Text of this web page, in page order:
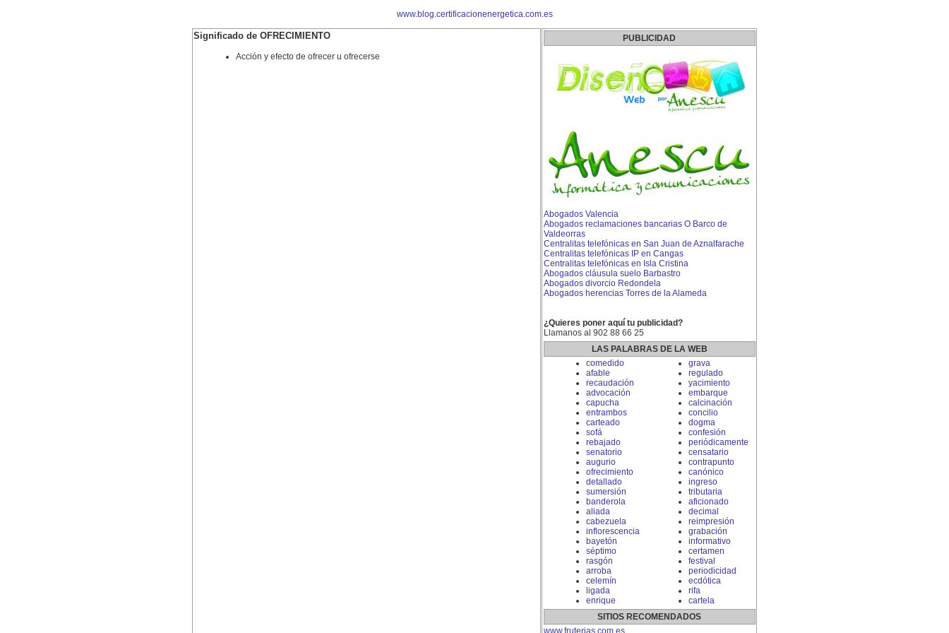
www.blog.certificacionenergetica.com.es
Significado de OFRECIMIENTO
Acción y efecto de ofrecer u ofrecerse
PUBLICIDAD
Abogados Valencia
Abogados reclamaciones bancarias O Barco de
Valdeorras
Centralitas telefónicas en San Juan de Aznalfarache
Centralitas telefónicas IP en Cangas
Centralitas telefónicas en Isla Cristina
Abogados cláusula suelo Barbastro
Abogados divorcio Redondela
Abogados herencias Torres de la Alameda
¿Quieres poner aquí tu publicidad?
Llamanos al 902 88 66 25
LAS PALABRAS DE LA WEB
comedido
afable
recaudación
advocación
capucha
entrambos
carteado
sofá
rebajado
senatorio
augurio
ofrecimiento
detallado
sumersión
banderola
aliada
cabezuela
inflorescencia
bayetón
séptimo
rasgón
arroba
celemín
ligada
enrique
grava
regulado
yacimiento
embarque
calcinación
concilio
dogma
confesión
periódicamente
censatario
contrapunto
canónico
ingreso
tributaria
aficionado
decimal
reimpresión
grabación
informativo
certamen
festival
periodicidad
ecdótica
rifa
cartela
SITIOS RECOMENDADOS
www.fruterias.com.es